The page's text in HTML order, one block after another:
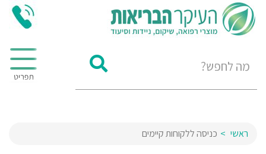
ראשי כניסה ללקוחות קיימים